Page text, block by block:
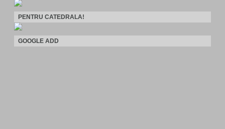
PENTRU CATEDRALA!
GOOGLE ADD